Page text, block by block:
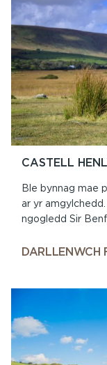
CASTELL
Ble bynnag mae
ar yr
ngogledd Sir
DARLLENWCH